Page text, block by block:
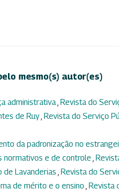
mesmo(s) autor(es)
administrativa Revista do
de Ruy Revista do Serviço
da padronização no
normativos e de controle
de Lavanderias Revista do
de mérito e o ensino Revista